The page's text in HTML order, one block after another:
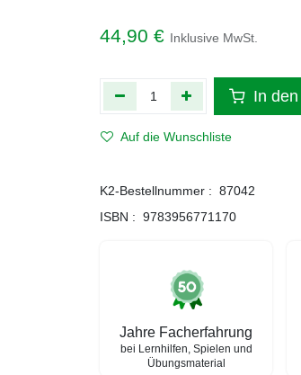
44,90 € Inklusive MwSt.
In
Auf die Wunschliste
K2-Bestellnummer : 87042
ISBN : 9783956771170
Jahre Facherfahrung
bei Lernhilfen, Spielen und
Übungsmaterial